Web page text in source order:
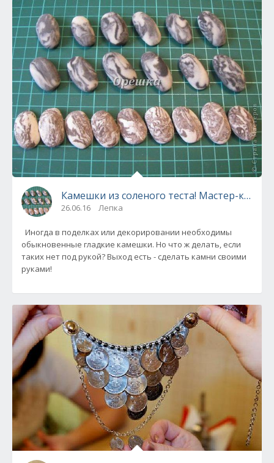
Камешки из соленого теста! Мастер-класс.
26.06.16 Лепка
Иногда в поделках или декорировании необходимы
обыкновенные гладкие камешки. Но что ж делать, если
таких нет под рукой? Выход есть - сделать камни своими
руками!